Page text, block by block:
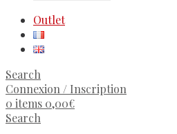
Outlet
Search
Connexion / Inscription
0 items 0,00€
Search